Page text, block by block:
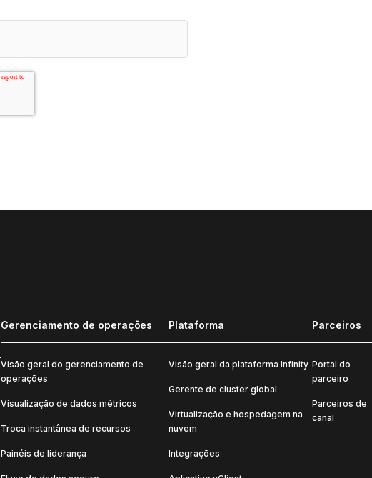
Gerenciamento de operações
Visão geral do gerenciamento de
operações
Visualização de dados métricos
Troca instantânea de recursos
Painéis de liderança
Plataforma
Visão geral da plataforma Infinity
Gerente de cluster global
Virtualização e hospedagem na
nuvem
Integrações
Parceiros
Portal do
parceiro
Parceiros de
canal